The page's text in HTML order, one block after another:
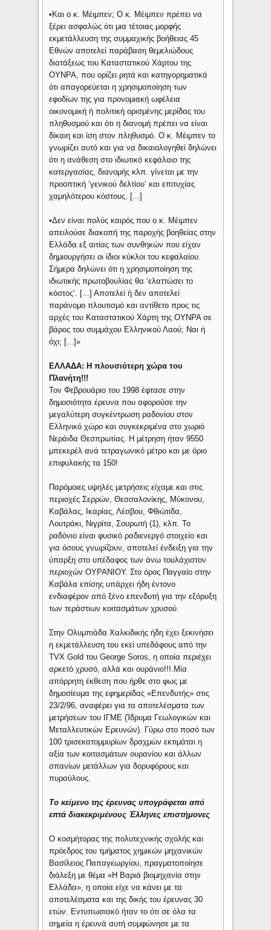
•Και ο κ. Μέιμπεν; Ο κ. Μέιμπεν πρέπει να
ξέρει ασφαλώς ότι μια τέτοιας μορφής
εκμετάλλευση της συμμαχικής βοήθειας 45
Εθνών αποτελεί παράβαση θεμελιώδους
διατάξεως του Καταστατικού Χάρτου της
ΟΥΝΡΑ, που ορίζει ρητά και κατηγορηματικά
ότι απαγορεύεται η χρησιμοποίηση των
εφοδίων της για προνομιακή ωφέλεια
οικονομική ή πολιτική ορισμένης μερίδας του
πληθυσμού και ότι η διανομή πρέπει να είναι
δίκαιη και ίση στον πληθυσμό. Ο κ. Μέιμπεν το
γνωρίζει αυτό και για να δικαιολογηθεί δηλώνει
ότι η ανάθεση στο ιδιωτικό κεφάλαιο της
κατεργασίας, διανομής κλπ. γίνεται με την
προοπτική ‘γενικού δελτίου’ και επιτυχίας
χαμηλότερου κόστους. [...]
•Δεν είναι πολύς καιρός που ο κ. Μέιμπεν
απειλούσε διακοπή της παροχής βοηθείας στην
Ελλάδα εξ αιτίας των συνθηκών που είχαν
δημιουργήσει οι ίδιοι κύκλοι του κεφαλαίου.
Σήμερα δηλώνει ότι η χρησιμοποίηση της
ιδιωτικής πρωτοβουλίας θα ‘ελαττώσει το
κόστος’. [...] Αποτελεί ή δεν αποτελεί
παράνομο πλουτισμό και αντίθετο προς τις
αρχές του Καταστατικού Χάρτη της ΟΥΝΡΑ σε
βάρος του συμμάχου Ελληνικού Λαού; Ναι ή
όχι; [...]»
ΕΛΛΑΔΑ: Η πλουσιότερη χώρα του
Πλανήτη!!!
Τον Φεβρουάριο του 1998 έφτασε στην
δημοσιότητα έρευνα που αφορούσε την
μεγαλύτερη συγκέντρωση ραδονίου στον
Ελληνικό χώρο και συγκεκριμένα στο χωριό
Νεράιδα Θεσπρωτίας. Η μέτρηση ήταν 9550
μπεκερέλ ανά τετραγωνικό μέτρο και με όριο
επιφυλακής τα 150!
Παρόμοιες υψηλές μετρήσεις είχαμε και στις
περιοχές Σερρών, Θεσσαλονίκης, Μύκονου,
Καβάλας, Ικαρίας, Λέσβου, Φθιώτιδα,
Λουτράκι, Νιγρίτα, Σουρωτή (1), κλπ. Το
ραδόνιο είναι φυσικό ραδιενεργό στοιχείο και
για όσους γνωρίζουν, αποτελεί ένδειξη για την
ύπαρξη στο υπέδαφος των άνω τουλάχιστον
περιοχών ΟΥΡΑΝΙΟΥ. Στο όρος Παγγαίο στην
Καβάλα επίσης υπάρχει ήδη έντονο
ενδιαφέρον από ξένο επενδυτή για την εξόρυξη
των τεράστιων κοιτασμάτων χρυσού.
Στην Ολυμπιάδα Χαλκιδικής ήδη έχει ξεκινήσει
η εκμετάλλευση του εκεί υπεδάφους από την
TVX Gold του George Soros, η οποία περιέχει
αρκετό χρυσό, αλλά και ουράνιο!!!.Μία
απόρρητη έκθεση που ήρθε στο φως με
δημοσίευμα της εφημερίδας «Επενδυτής» στις
23/2/96, αναφέρει για τα αποτελέσματα των
μετρήσεων του ΙΓΜΕ (Ίδρυμα Γεωλογικών και
Μεταλλευτικών Ερευνών). Γύρω στο ποσό των
100 τρισεκατομμυρίων δραχμών εκτιμάται η
αξία των κοιτασμάτων ουρανίου και άλλων
σπανίων μετάλλων για δορυφόρους και
πυραύλους.
Το κείμενο της έρευνας υπογράφεται από
επτά διακεκριμένους Έλληνες επιστήμονες
O κοσμήτορας της πολυτεχνικής σχολής και
πρόεδρος του τμήματος χημικών μηχανικών
Βασίλειος Παπαγεωργίου, πραγματοποίησε
διάλεξη με θέμα «Η Βαριά βιομηχανία στην
Ελλάδα», η οποία είχε να κάνει με τα
αποτελέσματα και της δικής του έρευνας 30
ετών. Εντυπωσιακό ήταν το ότι σε όλα τα
σημεία η έρευνά αυτή συμφώνησε με τα